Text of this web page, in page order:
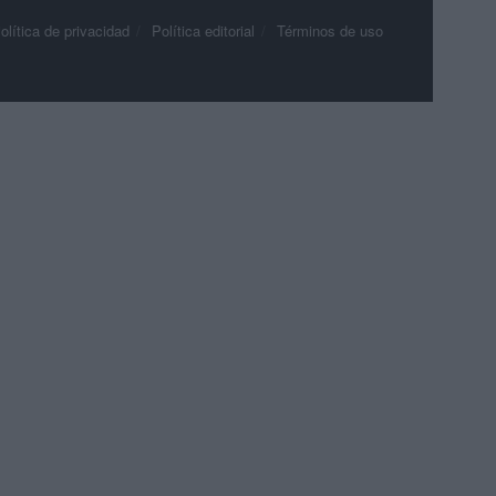
de privacidad Política editorial Términos de uso